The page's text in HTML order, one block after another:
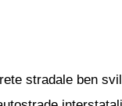
stradale ben